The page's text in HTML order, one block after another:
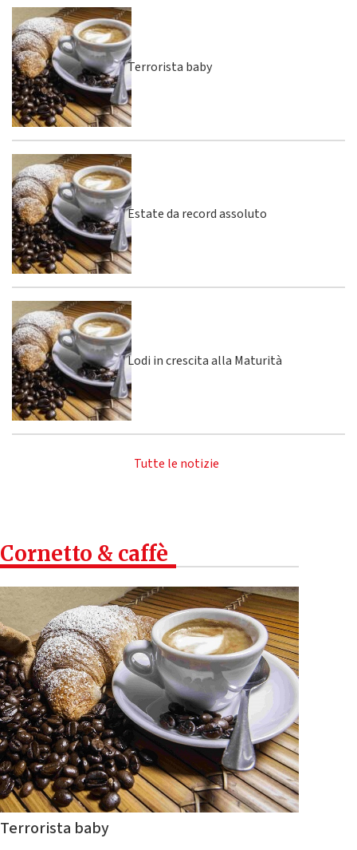
Terrorista baby
Estate da record assoluto
Lodi in crescita alla Maturità
Tutte le notizie
Cornetto & caffè
Terrorista baby